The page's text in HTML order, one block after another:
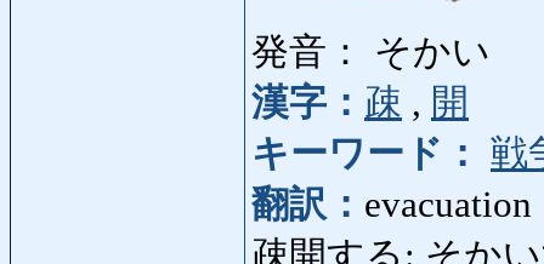
発音： そかい
漢字： 疎 , 開
キーワード： 戦
翻訳： evacuation
疎開する: そか